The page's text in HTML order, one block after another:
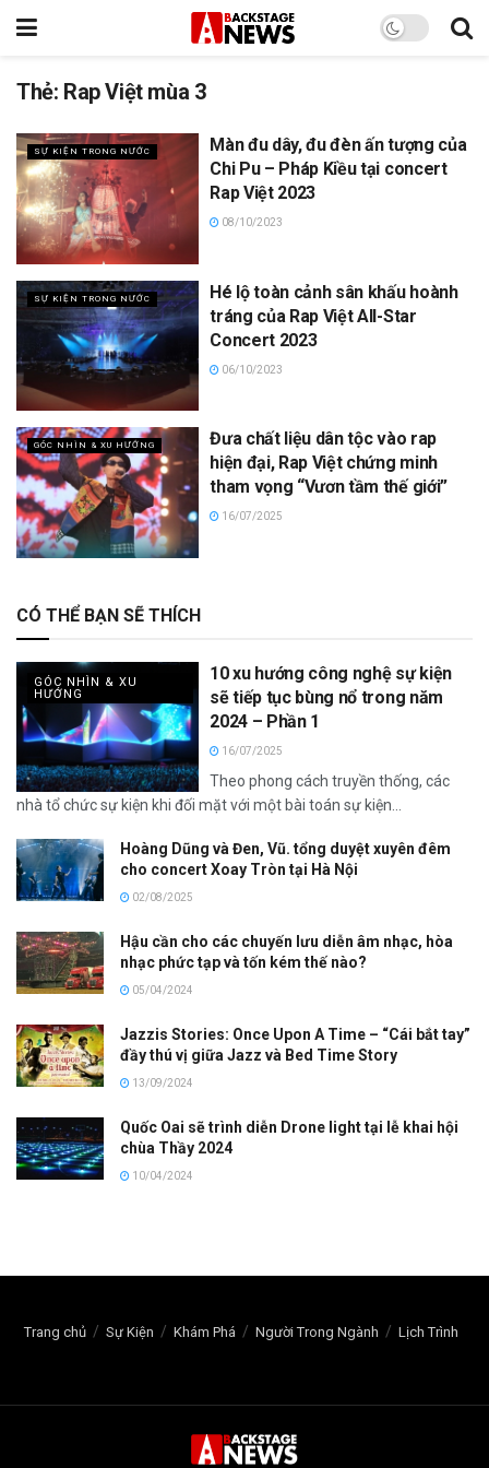
Thẻ: Rap Việt mùa 3
SỰ KIỆN TRONG NƯỚC
Màn đu dây, đu đèn ấn tượng của
Chi Pu – Pháp Kiều tại concert
Rap Việt 2023
08/10/2023
SỰ KIỆN TRONG NƯỚC
Hé lộ toàn cảnh sân khấu hoành
tráng của Rap Việt All-Star
Concert 2023
06/10/2023
GÓC NHÌN & XU HƯỚNG
Đưa chất liệu dân tộc vào rap
hiện đại, Rap Việt chứng minh
tham vọng “Vươn tầm thế giới”
16/07/2025
CÓ THỂ BẠN SẼ THÍCH
GÓC NHÌN & XU
HƯỚNG
10 xu hướng công nghệ sự kiện
sẽ tiếp tục bùng nổ trong năm
2024 – Phần 1
16/07/2025
Theo phong cách truyền thống, các
nhà tổ chức sự kiện khi đối mặt với một bài toán sự kiện...
Hoàng Dũng và Đen, Vũ. tổng duyệt xuyên đêm
cho concert Xoay Tròn tại Hà Nội
02/08/2025
Hậu cần cho các chuyến lưu diễn âm nhạc, hòa
nhạc phức tạp và tốn kém thế nào?
05/04/2024
Jazzis Stories: Once Upon A Time – “Cái bắt tay”
đầy thú vị giữa Jazz và Bed Time Story
13/09/2024
Quốc Oai sẽ trình diễn Drone light tại lễ khai hội
chùa Thầy 2024
10/04/2024
Trang chủ Sự Kiện Khám Phá Người Trong Ngành Lịch Trình